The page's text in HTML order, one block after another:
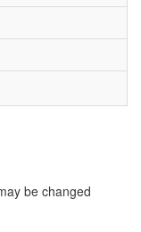
be changed